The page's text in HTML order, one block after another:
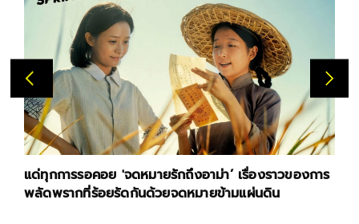
แด่ทุกการรอคอย 'จดหมายรักถึงอาม่า’ เรื่องราวของการ
พลัดพรากที่ร้อยรัดกันด้วยจดหมายข้ามแผ่นดิน